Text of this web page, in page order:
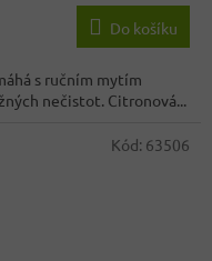
Do košíku
s ručním mytím
nečistot. Citronová...
Kód: 63506